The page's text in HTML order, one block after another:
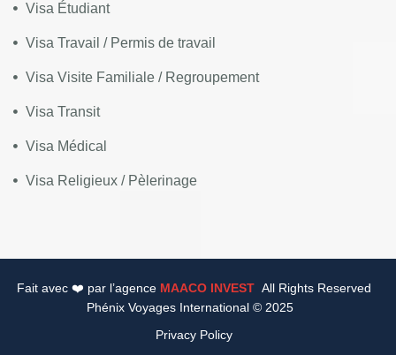
Visa Étudiant
Visa Travail / Permis de travail
Visa Visite Familiale / Regroupement
Visa Transit
Visa Médical
Visa Religieux / Pèlerinage
Fait avec ❤️ par l’agence MAACO INVESTAll Rights Reserved
Phénix Voyages International © 2025
Privacy Policy